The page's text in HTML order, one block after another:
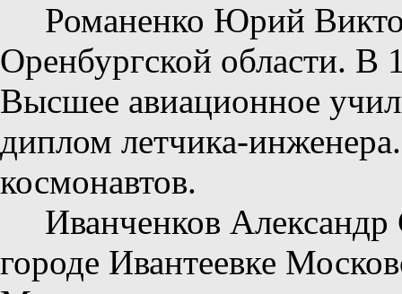
Романенко Юрий
Оренбургской области. В
Высшее авиационное
диплом летчика-
космонавтов.
Иванченков Александр
городе Ивантеевке